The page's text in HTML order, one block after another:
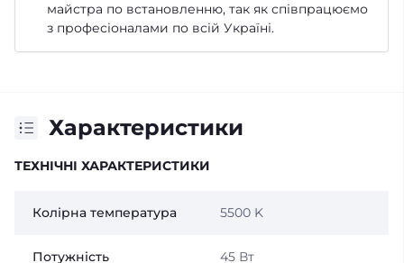
майстра по встановленню, так як співпрацюємо
з професіоналами по всій Україні.
Характеристики
ТЕХНІЧНІ ХАРАКТЕРИСТИКИ
Колірна температура 5500 K
Потужність
45 Вт